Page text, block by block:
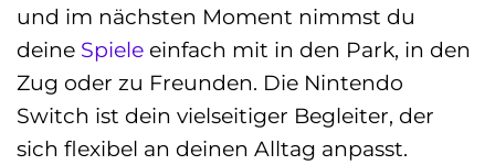
und im nächsten Moment nimmst du
deine Spiele einfach mit in den Park, in den
Zug oder zu Freunden. Die Nintendo
Switch ist dein vielseitiger Begleiter, der
sich flexibel an deinen Alltag anpasst.